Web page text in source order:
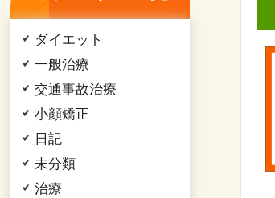
ダイエット
一般治療
交通事故治療
小顔矯正
日記
未分類
治療